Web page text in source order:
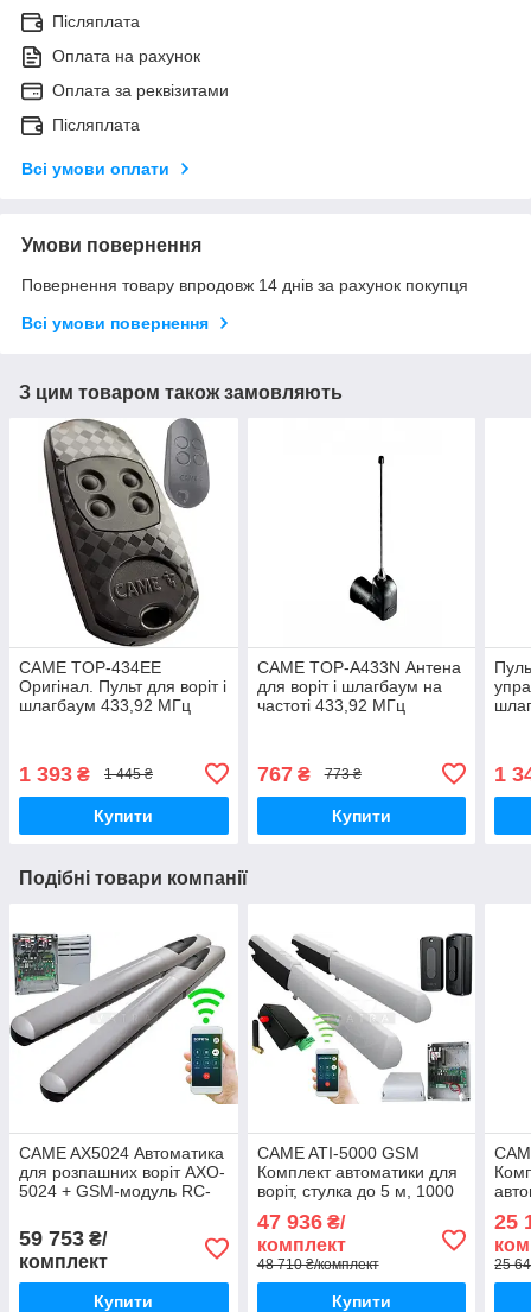
Післяплата
Оплата на рахунок
Оплата за реквізитами
Післяплата
Всі умови оплати
Умови повернення
Повернення товару впродовж 14 днів за рахунок покупця
Всі умови повернення
З цим товаром також замовляють
CAME TOP-434EE
Оригінал. Пульт для воріт і
шлагбаум 433,92 МГц
1 393 ₴ 1 445 ₴
Купити
CAME TOP-A433N Антена
для воріт і шлагбаум на
частоті 433,92 МГц
767₴ 773 ₴
Купити
1
Подібні товари компанії
CAME AX5024 Автоматика
для розпашних воріт AXO-
5024 + GSM-модуль RC-
59 753 ₴/
комплект
Купити
CAME ATI-5000 GSM
Комплект автоматики для
воріт, стулка до 5 м, 1000
47 936₴/
комплект
48 710 ₴/комплект
Купити
кг
25
25